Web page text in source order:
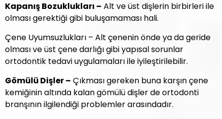
Kapanış Bozuklukları – Alt ve üst dişlerin birbirleri ile
olması gerektiği gibi buluşamaması hali.
Çene Uyumsuzlukları – Alt çenenin önde ya da geride
olması ve üst çene darlığı gibi yapısal sorunlar
ortodontik tedavi uygulamaları ile iyileştirilebilir.
Gömülü Dişler – Çıkması gereken buna karşın çene
kemiğinin altında kalan gömülü dişler de ortodonti
branşının ilgilendiği problemler arasındadır.